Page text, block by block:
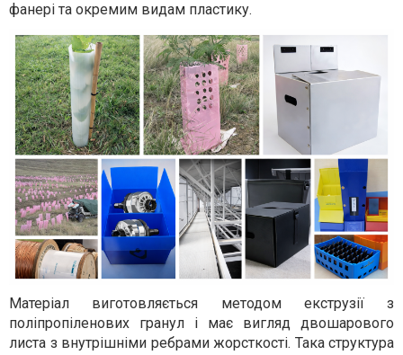
фанері та окремим видам пластику.
Матеріал виготовляється методом екструзії з
поліпропіленових гранул і має вигляд двошарового
листа з внутрішніми ребрами жорсткості. Така структура